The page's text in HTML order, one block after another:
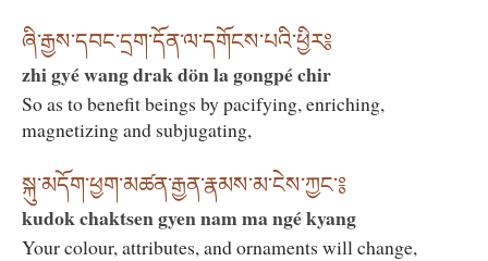
ཞི་རྒྱས་དབང་དྲག་དོན་ལ་དགོངས་པའི་ཕྱིར༔
zhi gyé wang drak dön la gongpé chir
So as to benefit beings by pacifying, enriching,
magnetizing and subjugating,
སྐུ་མདོག་ཕྱག་མཚན་རྒྱན་རྣམས་མ་ངེས་ཀྱང་༔
kudok chaktsen gyen nam ma ngé kyang
Your colour, attributes, and ornaments will change,